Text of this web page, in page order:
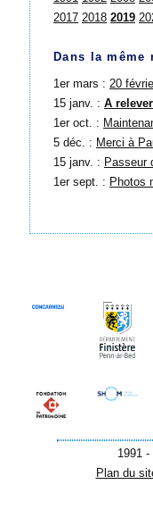
2017 2018 2019
Dans la même
1er mars : 20
15 janv. : A
1er oct. :
5 déc. : Merci à
15 janv. : Passeur
1er sept. : Photos
1991
Plan du